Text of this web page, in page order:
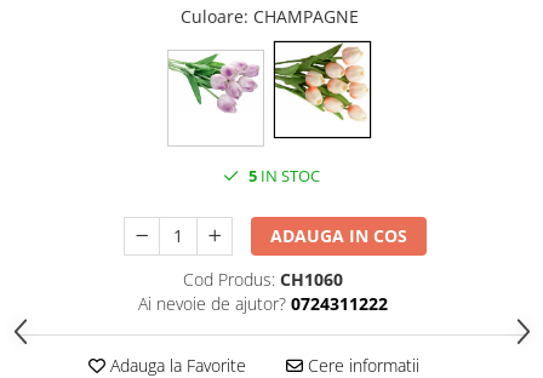
Culoare: CHAMPAGNE
5 IN STOC
ADAUGA IN COS
Cod Produs: CH1060
Ai nevoie de ajutor? 0724311222
Adauga la Favorite Cere informatii